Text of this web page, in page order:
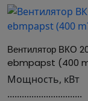
Вентилятор ВКО
ebmpapst (400
Мощность, кВт
...............................